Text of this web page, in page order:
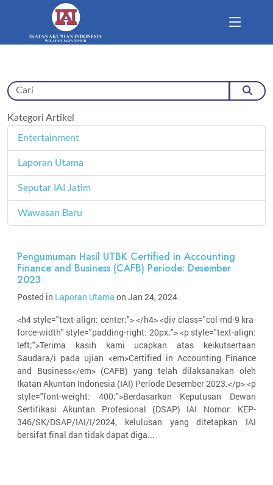
Kategori Artikel
Entertainment
Laporan Utama
Seputar IAI Jatim
Wawasan Baru
Pengumuman Hasil UTBK Certified in Accounting
Finance and Business (CAFB) Periode: Desember
2023
Posted in Laporan Utama on Jan 24, 2024
<h4 style="text-align: center;"> </h4> <div class="col-md-9 kra-
force-width" style="padding-right: 20px;"> <p style="text-align:
left;">Terima kasih kami ucapkan atas keikutsertaan
Saudara/i pada ujian <em>Certified in Accounting Finance
and Business</em> (CAFB) yang telah dilaksanakan oleh
Ikatan Akuntan Indonesia (IAI) Periode Desember 2023.</p> <p
style="font-weight: 400;">Berdasarkan Keputusan Dewan
Sertifikasi Akuntan Profesional (DSAP) IAI Nomor: KEP-
346/SK/DSAP/IAI/I/2024, kelulusan yang ditetapkan IAI
bersifat final dan tidak dapat diga...